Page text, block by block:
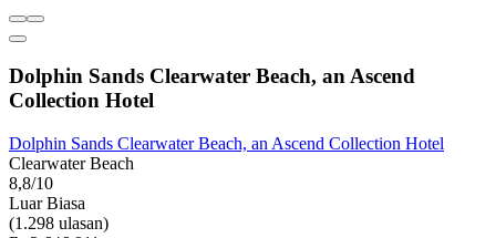
Dolphin Sands Clearwater Beach, an Ascend
Collection Hotel
Dolphin Sands Clearwater Beach, an Ascend Collection Hotel
Clearwater Beach
8,8/10
Luar Biasa
(1.298 ulasan)